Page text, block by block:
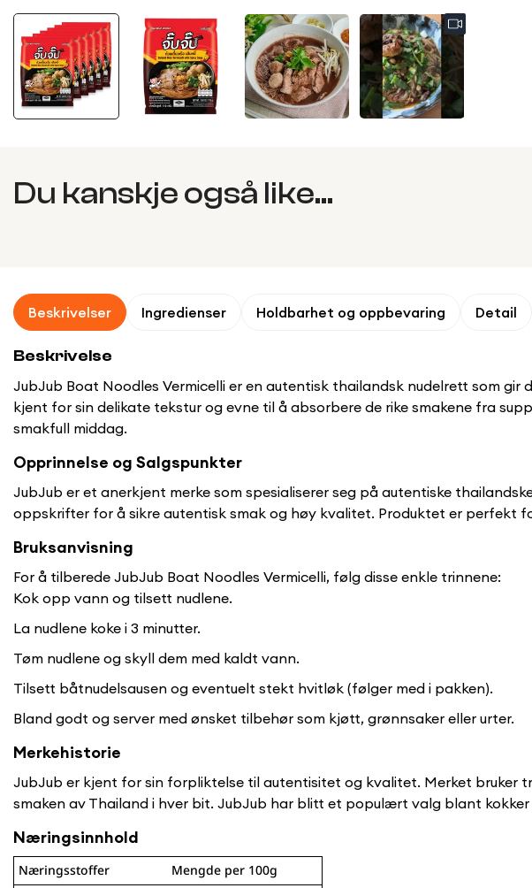
Du kanskje også like...
Beskrivelser Ingredienser Holdbarhet og oppbevaring Detail
Beskrivelse
JubJub Boat Noodles Vermicelli er en autentisk thailandsk nudelrett som
kjent for sin delikate tekstur og evne til å absorbere de rike smakene fra
smakfull middag.
Opprinnelse og Salgspunkter
JubJub er et anerkjent merke som spesialiserer seg på autentiske
oppskrifter for å sikre autentisk smak og høy kvalitet. Produktet er perfekt
Bruksanvisning
For å tilberede JubJub Boat Noodles Vermicelli, følg disse enkle trinnene:
Kok opp vann og tilsett nudlene.
La nudlene koke i 3 minutter.
Tøm nudlene og skyll dem med kaldt vann.
Tilsett båtnudelsausen og eventuelt stekt hvitløk (følger med i pakken).
Bland godt og server med ønsket tilbehør som kjøtt, grønnsaker eller urter.
Merkehistorie
JubJub er kjent for sin forpliktelse til autentisitet og kvalitet. Merket bruker
smaken av Thailand i hver bit. JubJub har blitt et populært valg blant
Næringsinnhold
Næringsstoffer Mengde per 100g